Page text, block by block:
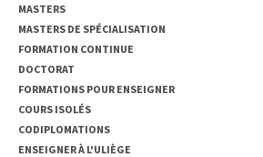
MASTERS
MASTERS DE SPÉCIALISATION
FORMATION CONTINUE
DOCTORAT
FORMATIONS POUR ENSEIGNER
COURS ISOLÉS
CODIPLOMATIONS
ENSEIGNER À L'ULIÈGE